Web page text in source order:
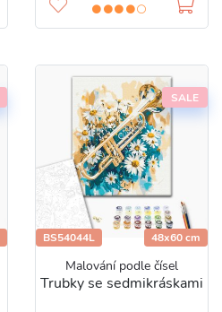
SALE
BS54044L 48x60 cm
Malování podle čísel
Trubky se sedmikráskami